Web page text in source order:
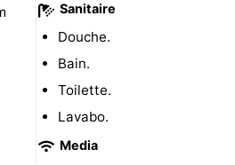
Sanitaire
Douche.
Bain.
Toilette.
Lavabo.
Media